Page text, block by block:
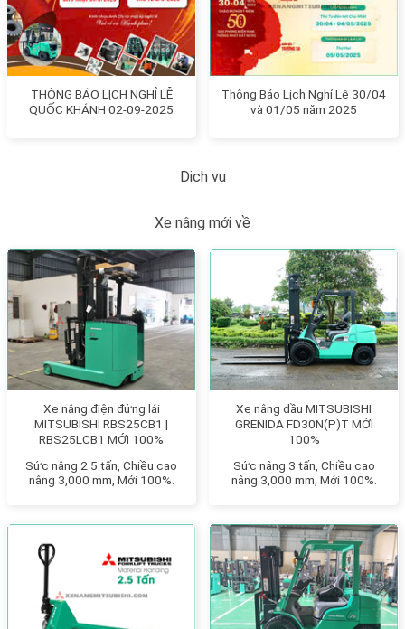
THÔNG BÁO LỊCH NGHỈ LỄ
QUỐC KHÁNH 02-09-2025
Thông Báo Lịch Nghỉ Lễ 30/04
và 01/05 năm 2025
Dịch vụ
Xe nâng mới về
Xe nâng điện đứng lái
MITSUBISHI RBS25CB1 |
RBS25LCB1 MỚI 100%
Sức nâng 2.5 tấn, Chiều cao
nâng 3,000 mm, Mới 100%.
Xe nâng dầu MITSUBISHI
GRENIDA FD30N(P)T MỚI
100%
Sức nâng 3 tấn, Chiều cao
nâng 3,000 mm, Mới 100%.